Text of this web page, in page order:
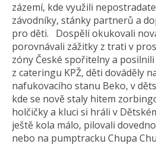
zázemí, kde využili
závodníky, stánky partnerů a
pro děti. Dospělí okukovali
porovnávali zážitky z trati v
zóny České spořitelny a
z cateringu KPŽ, děti dováděly
nafukovacího stanu Beko, v
kde se nově staly hitem
holčičky a kluci si hráli v
ještě kola málo, pilovali
nebo na pumptracku Chupa